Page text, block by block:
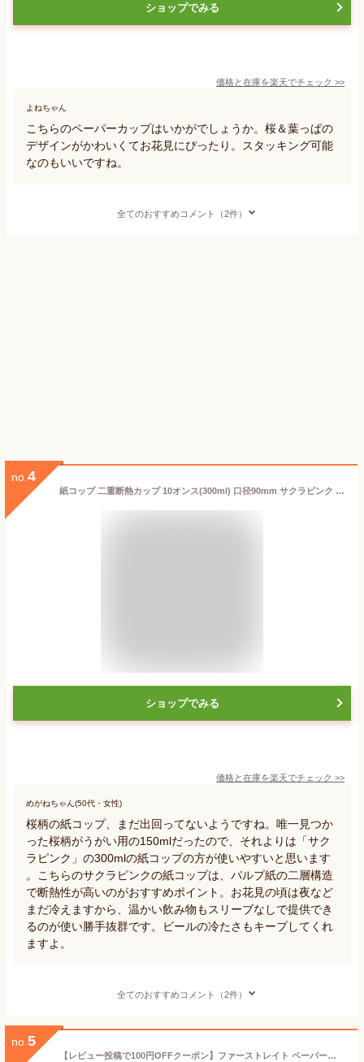
ショップでみる
価格と在庫を楽天でチェック >>
よねちゃん
こちらのペーパーカップはいかがでしょうか。桜＆葉っぱの
デザインがかわいくてお花見にぴったり。スタッキング可能
なのもいいですね。
全てのおすすめコメント（2件）
no. 4
紙コップ 二重断熱カップ 10オンス(300ml) 口径90mm サクラピンク 25個 ZE10-D-Sakurapink BMターゲット
ショップでみる
価格と在庫を楽天でチェック >>
めがねちゃん(50代・女性)
桜柄の紙コップ、まだ出回ってないようですね。唯一見つか
った桜柄がうがい用の150mlだったので、それよりは「サク
ラピンク」の300mlの紙コップの方が使いやすいと思います
。こちらのサクラピンクの紙コップは、パルプ紙の二層構造
で断熱性が高いのがおすすめポイント。お花見の頃は夜など
まだ冷えますから、温かい飲み物もスリーブなしで提供でき
るのが使い勝手抜群です。ビールの冷たさもキープしてくれ
ますよ。
全てのおすすめコメント（2件）
no. 5
【レビュー投稿で100円OFFクーポン】ファーストレイト ペーパーカップ 5オンス ロースタッキング桜&葉っぱ 1000個 柄付 紙コップ 使いきり食器 キッチン テーブル